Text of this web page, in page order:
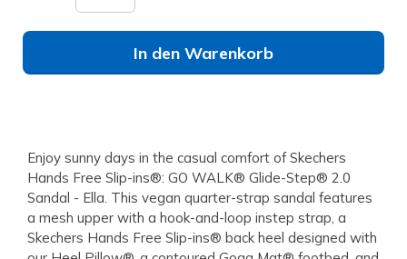
In den Warenkorb
Enjoy sunny days in the casual comfort of Skechers
Hands Free Slip-ins®: GO WALK® Glide-Step® 2.0
Sandal - Ella. This vegan quarter-strap sandal features
a mesh upper with a hook-and-loop instep strap, a
Skechers Hands Free Slip-ins® back heel designed with